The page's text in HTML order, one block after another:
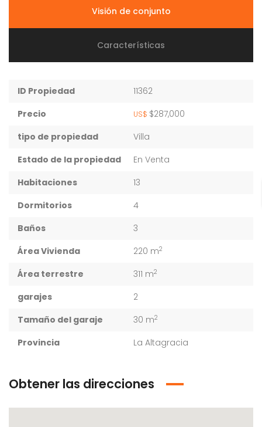
Visión de conjunto
Características
ID Propiedad
11362
Precio
US$ $287,000
tipo de propiedad
Villa
Estado de la propiedad
En Venta
Habitaciones
13
Dormitorios
4
Baños
3
Área Vivienda
220 m2
Área terrestre 311 m2
garajes
2
Tamaño del garaje
30 m2
Provincia La Altagracia
Obtener las direcciones